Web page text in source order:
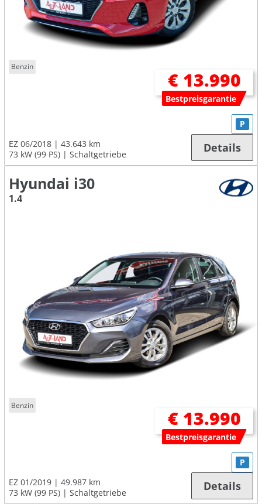
Benzin
€ 13.990
Bestpreisgarantie
EZ 06/2018
43.643 km
73 kW (99 PS)
Schaltgetriebe
P
Details
Hyundai i30
1.4
Benzin
€ 13.990
Bestpreisgarantie
EZ 01/2019
49.987 km
73 kW (99 PS)
Schaltgetriebe
P
Details